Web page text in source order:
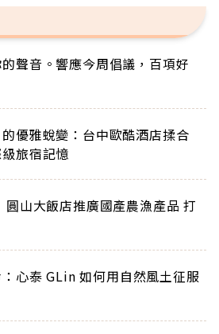
聲音。響應今周倡議，百項好
優雅蛻變：台中歐酷酒店揉合
旅宿記憶
圓山大飯店推廣國產農漁產品 打
心泰 GLin 如何用自然風土征服